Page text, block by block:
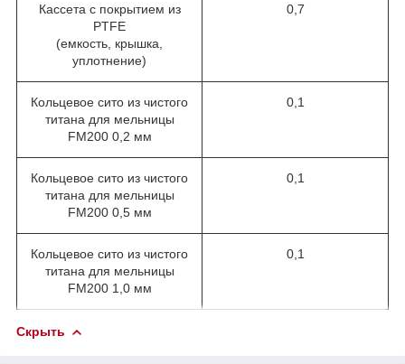
Кассета с покрытием из
PTFE
(емкость, крышка,
уплотнение)
0,7
Кольцевое сито из чистого
титана для мельницы
FM200 0,2 мм
0,1
Кольцевое сито из чистого
титана для мельницы
FM200 0,5 мм
0,1
Кольцевое сито из чистого
титана для мельницы
FM200 1,0 мм
0,1
Скрыть